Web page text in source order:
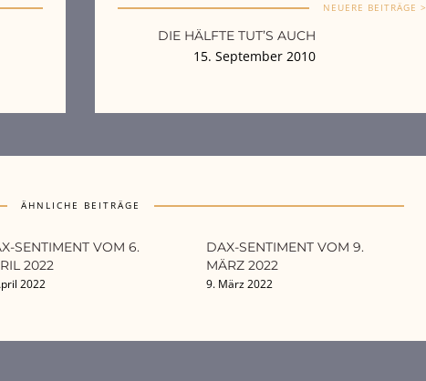
NEUERE BEITRÄGE >
DIE HÄLFTE TUT’S AUCH
15. September 2010
ÄHNLICHE BEITRÄGE
SENTIMENT VOM 6.
2022
2022
DAX-SENTIMENT VOM 9.
MÄRZ 2022
9. März 2022